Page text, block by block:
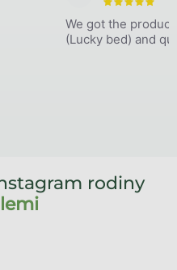
of 5 stars.
The
We got the
(Lucky bed) and
rodiny